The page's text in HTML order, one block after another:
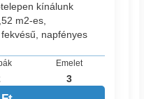
kínálunk
m2-es,
napfényes
Emelet
3